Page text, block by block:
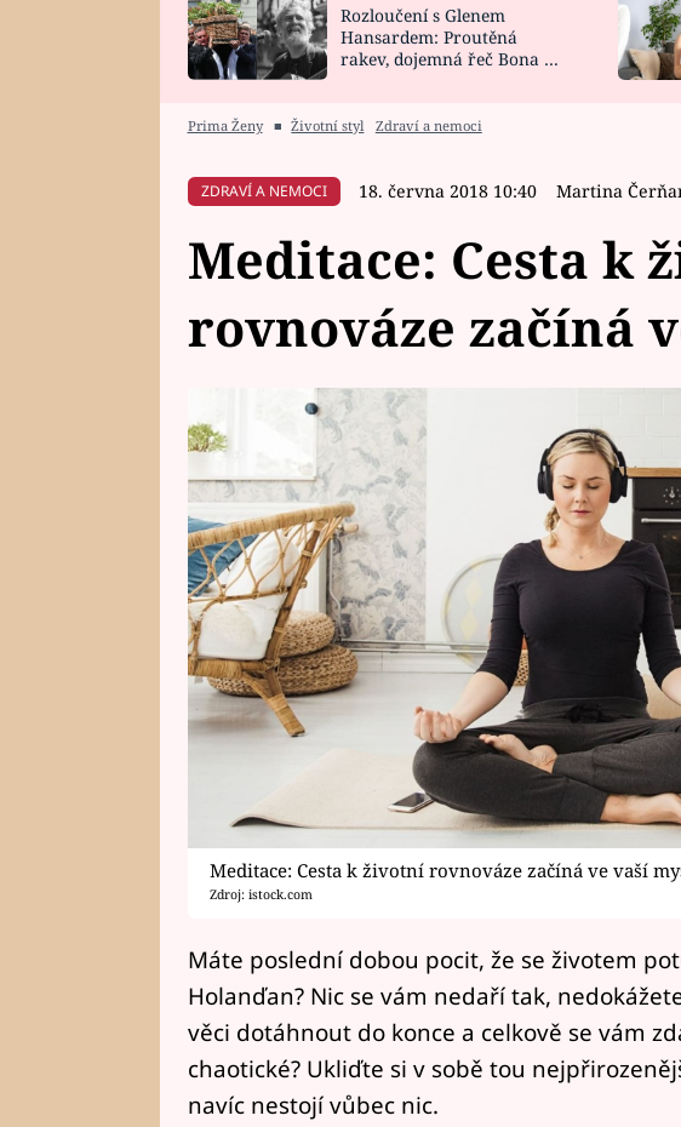
HOROSKOP NA
CELEBRITY
VAŘENÍ
Rozloučení s Glenem
Hansardem: Proutěná
rakev, dojemná řeč Bona a
Prima Ženy ■ Životní styl Zdraví a nemoci
ZDRAVÍ A NEMOCI 18. června 2018 10:40 Martina
Meditace: Cesta k
rovnováze začíná
Meditace: Cesta k životní rovnováze začíná ve vaší
Zdroj: istock.com
Máte poslední dobou pocit, že se životem
Holanďan? Nic se vám nedaří tak,
věci dotáhnout do konce a celkově se vám
chaotické? Ukliďte si v sobě tou
navíc nestojí vůbec nic.